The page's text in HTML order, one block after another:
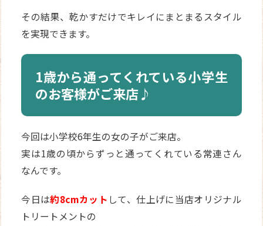
その結果、乾かすだけでキレイにまとまるスタイル
を実現できます。
1歳から通ってくれている小学生
のお客様がご来店♪
今回は小学校6年生の女の子がご来店。
実は1歳の頃からずっと通ってくれている常連さん
なんです。
今日は約8cmカット して、仕上げに当店オリジナル
トリートメントの